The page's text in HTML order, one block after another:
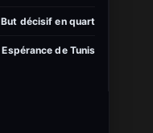
But décisif en quart
Espérance de Tunis